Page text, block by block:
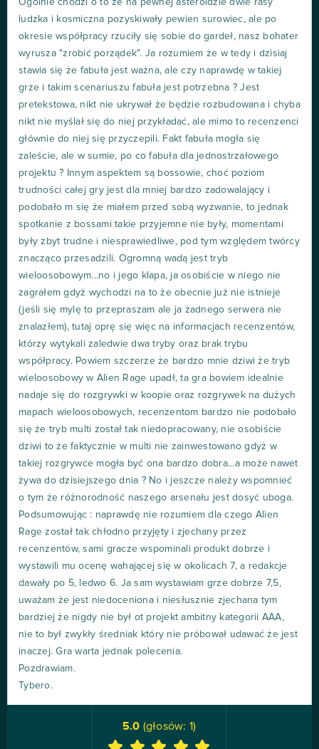
ludzka i kosmiczna pozyskiwały pewien surowiec, ale po
okresie współpracy rzuciły się sobie do gardeł, nasz bohater
wyrusza "zrobić porządek". Ja rozumiem że w tedy i dzisiaj
stawia się że fabuła jest ważna, ale czy naprawdę w takiej
grze i takim scenariuszu fabuła jest potrzebna ? Jest
pretekstowa, nikt nie ukrywał że będzie rozbudowana i chyba
nikt nie myślał się do niej przykładać, ale mimo to recenzenci
głównie do niej się przyczepili. Fakt fabuła mogła się
zaleście, ale w sumie, po co fabuła dla jednostrzałowego
projektu ? Innym aspektem są bossowie, choć poziom
trudności całej gry jest dla mniej bardzo zadowalający i
podobało m się że miałem przed sobą wyzwanie, to jednak
spotkanie z bossami takie przyjemne nie były, momentami
były zbyt trudne i niesprawiedliwe, pod tym względem twórcy
znacząco przesadzili. Ogromną wadą jest tryb
wieloosobowym...no i jego klapa, ja osobiście w niego nie
zagrałem gdyż wychodzi na to że obecnie już nie istnieje
(jeśli się mylę to przepraszam ale ja żadnego serwera nie
znalazłem), tutaj oprę się więc na informacjach recenzentów,
którzy wytykali zaledwie dwa tryby oraz brak trybu
współpracy. Powiem szczerze że bardzo mnie dziwi że tryb
wieloosobowy w Alien Rage upadł, ta gra bowiem idealnie
nadaje się do rozgrywki w koopie oraz rozgrywek na dużych
mapach wieloosobowych, recenzentom bardzo nie podobało
się że tryb multi został tak niedopracowany, nie osobiście
dziwi to że faktycznie w multi nie zainwestowano gdyż w
takiej rozgrywce mogła być ona bardzo dobra...a może nawet
żywa do dzisiejszego dnia ? No i jeszcze należy wspomnieć
o tym że różnorodność naszego arsenału jest dosyć uboga.
Podsumowując : naprawdę nie rozumiem dla czego Alien
Rage został tak chłodno przyjęty i zjechany przez
recenzentów, sami gracze wspominali produkt dobrze i
wystawili mu ocenę wahającej się w okolicach 7, a redakcje
dawały po 5, ledwo 6. Ja sam wystawiam grze dobrze 7,5,
uważam że jest niedoceniona i niesłusznie zjechana tym
bardziej że nigdy nie był ot projekt ambitny kategorii AAA,
nie to był zwykły średniak który nie próbował udawać że jest
inaczej. Gra warta jednak polecenia.
Pozdrawiam.
Tybero.
5.0 (głosów: 1)